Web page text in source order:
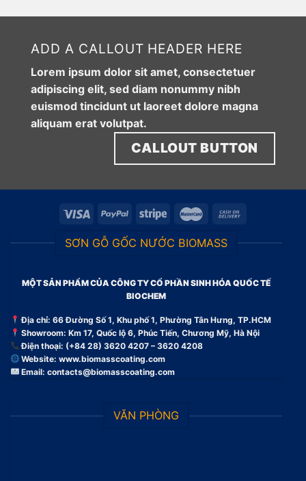
ADD A CALLOUT HEADER HERE
Lorem ipsum dolor sit amet, consectetuer
adipiscing elit, sed diam nonummy nibh
euismod tincidunt ut laoreet dolore magna
aliquam erat volutpat.
CALLOUT BUTTON
SƠN GỖ GỐC NƯỚC BIOMASS
MỘT SẢN PHẨM CỦA CÔNG TY CỔ PHẦN SINH HÓA QUỐC TẾ
BIOCHEM
Địa chỉ: 66 Đường Số 1, Khu phố 1, Phường Tân Hưng, TP.HCM
Showroom: Km 17, Quốc lộ 6, Phúc Tiến, Chương Mỹ, Hà Nội
Điện thoại: (+84 28) 3620 4207 – 3620 4208
Website:www.biomasscoating.com
Email:contacts@biomasscoating.com
VĂN PHÒNG